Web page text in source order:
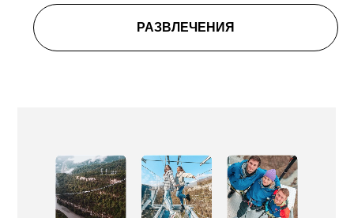
РАЗВЛЕЧЕНИЯ